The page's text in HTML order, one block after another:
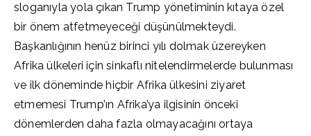
sloganıyla yola çıkan Trump yönetiminin kıtaya özel
bir önem atfetmeyeceği düşünülmekteydi.
Başkanlığının henüz birinci yılı dolmak üzereyken
Afrika ülkeleri için sinkaflı nitelendirmelerde bulunması
ve ilk döneminde hiçbir Afrika ülkesini ziyaret
etmemesi Trump’ın Afrika’ya ilgisinin önceki
dönemlerden daha fazla olmayacağını ortaya